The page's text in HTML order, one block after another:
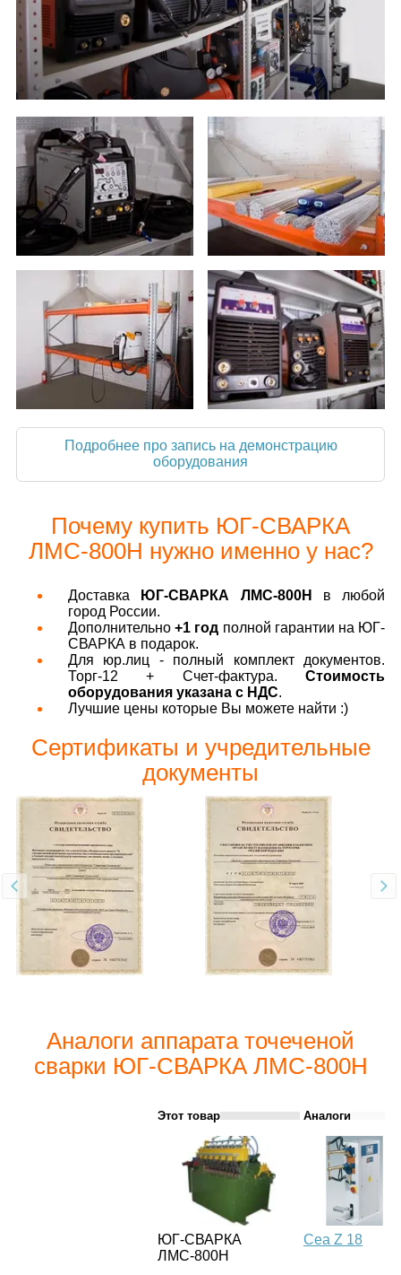
Подробнее про запись на демонстрацию
оборудования
Почему купить ЮГ-СВАРКА
ЛМС-800Н нужно именно у нас?
Доставка ЮГ-СВАРКА ЛМС-800Н
в любой
город России.
Дополнительно+1 год полной гарантии на ЮГ-
СВАРКА в подарок.
Для юр.лиц - полный комплект документов.
Торг-12 + Счет-фактура. Стоимость
оборудования указана с НДС.
Лучшие цены которые Вы можете найти :)
Сертификаты и учредительные
документы
Аналоги аппарата точеченой
сварки ЮГ-СВАРКА ЛМС-800Н
Этот товар Аналоги
ЮГ-СВАРКА
ЛМС-800Н
Cea Z 18